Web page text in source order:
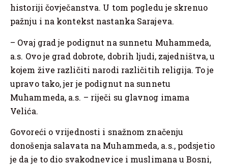
historiji čovječanstva. U tom pogledu je skrenuo
pažnju i na kontekst nastanka Sarajeva.
– Ovaj grad je podignut na sunnetu Muhammeda,
a.s. Ovo je grad dobrote, dobrih ljudi, zajedništva, u
kojem žive različiti narodi različitih religija. To je
upravo tako, jer je podignut na sunnetu
Muhammeda, a.s. – riječi su glavnog imama
Velića.
Govoreći o vrijednosti i snažnom značenju
donošenja salavata na Muhammeda, a.s., podsjetio
je da je to dio svakodnevice i muslimana u Bosni,